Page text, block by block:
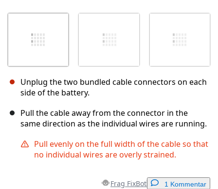
Unplug the two bundled cable connectors on each
side of the battery.
Pull the cable away from the connector in the
same direction as the individual wires are running.
Pull evenly on the full width of the cable so that
no individual wires are overly strained.
Frag FixBot 1 Kommentar